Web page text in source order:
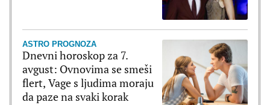
ASTRO PROGNOZA
Dnevni horoskop za 7.
avgust: Ovnovima se smeši
flert, Vage s ljudima moraju
da paze na svaki korak